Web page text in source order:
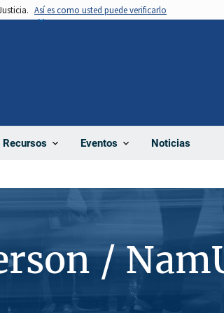
Así es como usted puede verificarlo
Recursos Eventos Noticias
/